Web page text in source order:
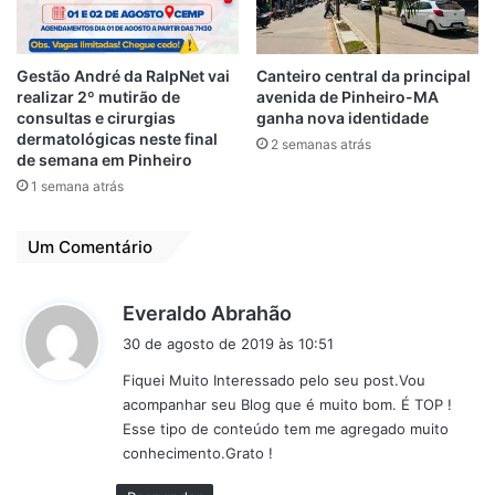
da cidade requer atenção constante e
trabalho árduo. Por isso vamos realizar um
grande investimento, por exemplo, com
reforma de oito unidades básicas de saúde;
das Unidades Mistas do Bequimão e do São
Bernardo, que atendem um grande número
de pacientes, localizadas em grandes áreas
Clementino Moura (Socorrão 2), que recebe
outros.
As melhorias também incluem a Ouvidoria;
o Centro de Referência em Saúde do
Trabalhador (Cerest); a Usina de Gás da
UPA da zona rural; o Centro de
Gestão André da RalpNet vai
realizar 2º mutirão de
consultas e cirurgias
dermatológicas neste final
de semana em Pinheiro
1 semana atrás
Canteiro central da principal
avenida de Pinheiro-MA
ganha nova identidade
2 semanas atrás
Um Comentário
Everaldo Abrahão
s
e
:
30 de agosto de 2019 às 10:51
Fiquei Muito Interessado pelo seu post.Vou
acompanhar seu Blog que é muito bom. É TOP !
Esse tipo de conteúdo tem me agregado muito
conhecimento.Grato !